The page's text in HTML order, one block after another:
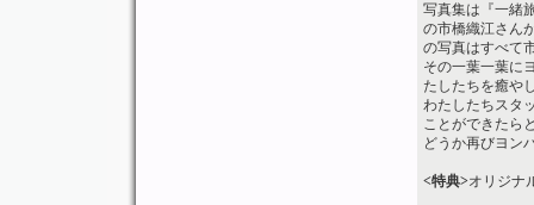
写真集は『一緒
の市橋織江さん
の写真はすべて
その一葉一葉に
たしたちを癒や
わたしたちスタ
ことができたら
どうか再びヨン
<特典>オリジナ